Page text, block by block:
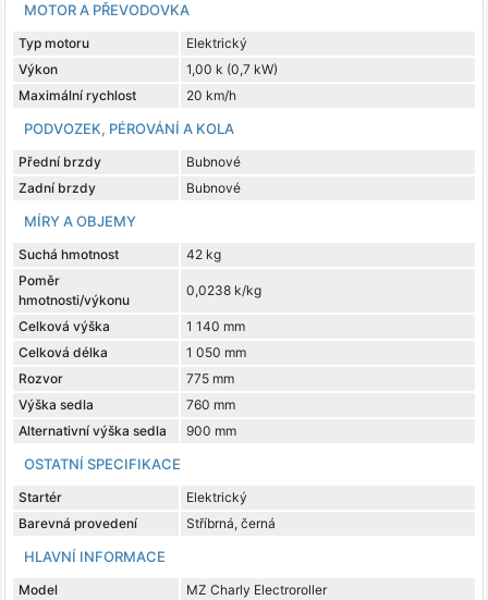
MOTOR A PŘEVODOVKA
Typ motoru
Elektrický
Výkon
1,00 k (0,7 kW)
Maximální rychlost
20 km/h
PODVOZEK, PÉROVÁNÍ A KOLA
Přední brzdy
Bubnové
Zadní brzdy
Bubnové
MÍRY A OBJEMY
Suchá hmotnost
42 kg
Poměr
hmotnosti/výkonu
0,0238 k/kg
Celková výška
1 140 mm
Celková délka
1 050 mm
Rozvor
775 mm
Výška sedla
760 mm
Alternativní výška sedla
900 mm
OSTATNÍ SPECIFIKACE
Startér
Elektrický
Barevná provedení
Stříbrná, černá
HLAVNÍ INFORMACE
Model
MZ Charly Electroroller